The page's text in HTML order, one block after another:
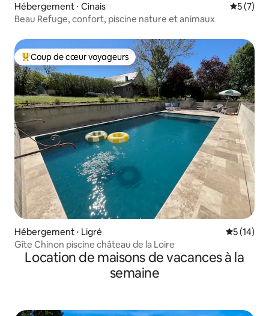
Hébergement ⋅ Cinais
5 (7)
Beau Refuge, confort, piscine nature et animaux
Coups de cœur voyageurs les plus appréciés
Coup de cœur voyageurs
Hébergement ⋅ Ligré
5 (14)
Gîte Chinon piscine château de la Loire
Location de maisons de vacances à la
semaine